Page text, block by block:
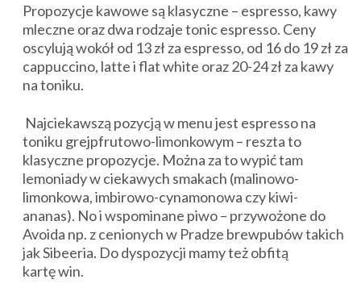
Propozycje kawowe są klasyczne – espresso, kawy
mleczne oraz dwa rodzaje tonic espresso. Ceny
oscylują wokół od 13 zł za espresso, od 16 do 19 zł za
cappuccino, latte i flat white oraz 20-24 zł za kawy
na toniku.
Najciekawszą pozycją w menu jest espresso na
toniku grejpfrutowo-limonkowym – reszta to
klasyczne propozycje. Można za to wypić tam
lemoniady w ciekawych smakach (malinowo-
limonkowa, imbirowo-cynamonowa czy kiwi-
ananas). No i wspominane piwo – przywożone do
Avoida np. z cenionych w Pradze brewpubów takich
jak Sibeeria. Do dyspozycji mamy też obfitą
kartę win.